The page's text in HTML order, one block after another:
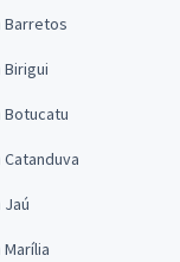
Barretos
Birigui
Botucatu